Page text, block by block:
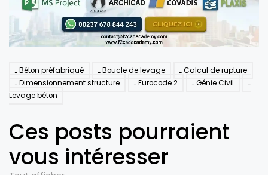
Béton préfabriqué Boucle de levage
Calcul de rupture
Dimensionnement structure
Eurocode 2
Génie Civil
Levage béton
Ces posts pourraient
vous intéresser